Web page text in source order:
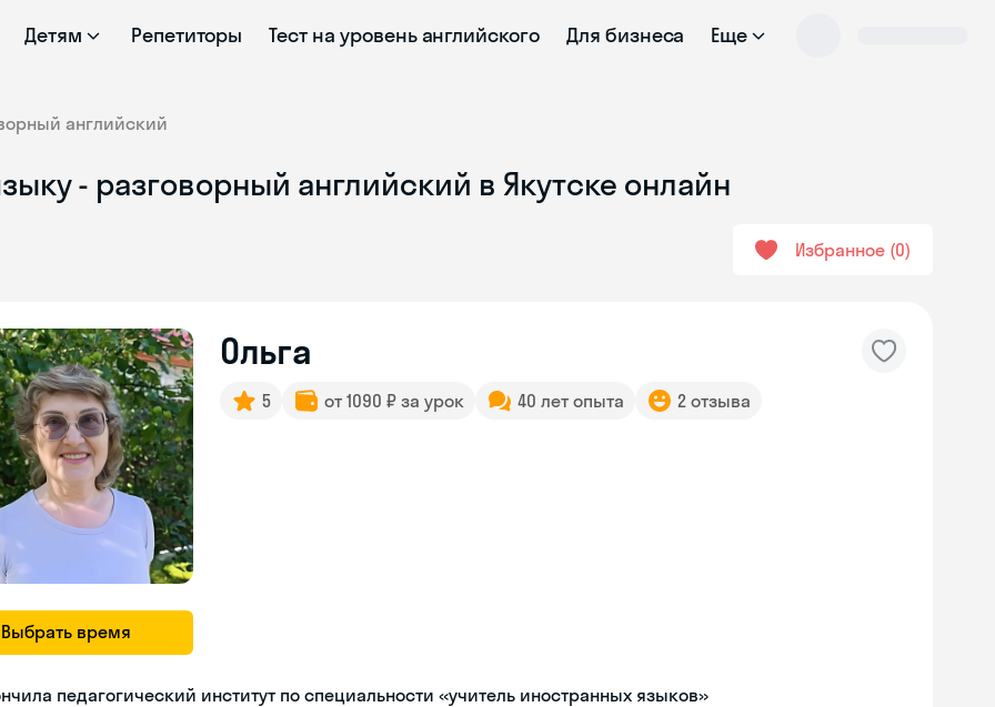
Детям Репетиторы Тест на уровень английского Для бизнеса Еще
английский
- разговорный английский в Якутске онлайн
Избранное 0
Выбрать время
Ольга
5 от 1090 ₽ за урок 40 лет опыта 2 отзыва
педагогический институт по специальности «учитель иностранных языков»